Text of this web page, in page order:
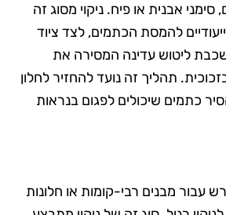
אבנית או פיח. ניקוי מסוג זה
להמסת הכתמים, לצד ציוד
ליטוש עדינה המסירה את
תהליך זה נועד להחזיר לחלון
כתמים שיכולים לפגום בנראות
עבור מבנים רבי-קומות או חלונות